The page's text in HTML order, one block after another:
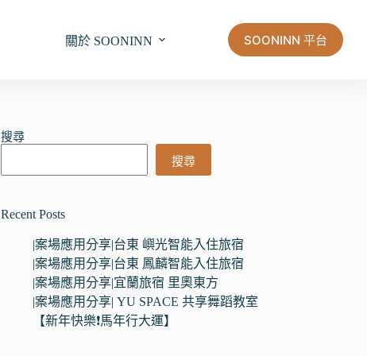
關於 SOONINN SOONINN 平台
搜尋
搜尋
Recent Posts
|案場應用分享|台東 嶼光智能入住旅宿
|案場應用分享|台東 鳳麟智能入住旅宿
|案場應用分享|宜蘭旅宿 里奧東方
|案場應用分享| YU SPACE 共享舞蹈教室
【新年快樂❗馬年行大運】